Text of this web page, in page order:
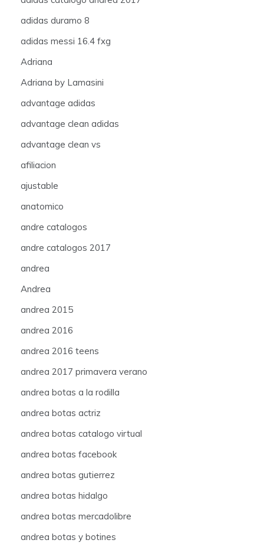
adidas duramo 8
adidas messi 16.4 fxg
Adriana
Adriana by Lamasini
advantage adidas
advantage clean adidas
advantage clean vs
afiliacion
ajustable
anatomico
andre catalogos
andre catalogos 2017
andrea
Andrea
andrea 2015
andrea 2016
andrea 2016 teens
andrea 2017 primavera verano
andrea botas a la rodilla
andrea botas actriz
andrea botas catalogo virtual
andrea botas facebook
andrea botas gutierrez
andrea botas hidalgo
andrea botas mercadolibre
andrea botas y botines